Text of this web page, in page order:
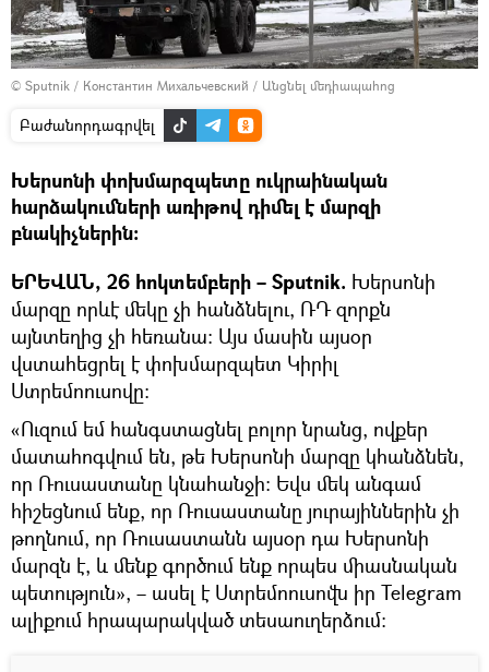
© Sputnik / Константин Михальчевский / Անցնել մեդիապահոց
Բաժանորդագրվել
Խերսոնի փոխմարզպետը ուկրաինական
հարձակումների առիթով դիմել է մարզի
բնակիչներին։
ԵՐԵՎԱՆ, 26 հոկտեմբերի – Sputnik. Խերսոնի
մարզը որևէ մեկը չի հանձնելու, ՌԴ զորքն
այնտեղից չի հեռանա։ Այս մասին այսօր
վստահեցրել է փոխմարզպետ Կիրիլ
Ստրեմոուսովը։
«Ուզում եմ հանգստացնել բոլոր նրանց, ովքեր
մատահոգվում են, թե Խերսոնի մարզը կհանձնեն,
որ Ռուսաստանը կնահանջի։ Եվս մեկ անգամ
հիշեցնում ենք, որ Ռուսաստանը յուրայիններին չի
թողնում, որ Ռուսաստանն այսօր դա Խերսոնի
մարզն է, և մենք գործում ենք որպես միասնական
պետություն», – ասել է Ստրեմոուսովն իր Telegram
ալիքում հրապարակված տեսաուղերձում։